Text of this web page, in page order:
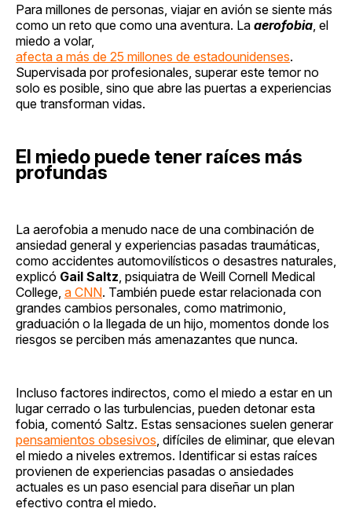
Para millones de personas, viajar en avión se siente más
como un reto que como una aventura. La aerofobia , el
miedo a volar,
afecta a más de 25 millones de estadounidenses.
Supervisada por profesionales, superar este temor no
solo es posible, sino que abre las puertas a experiencias
que transforman vidas.
El miedo puede tener raíces más
profundas
La aerofobia a menudo nace de una combinación de
ansiedad general y experiencias pasadas traumáticas,
como accidentes automovilísticos o desastres naturales,
explicó Gail Saltz , psiquiatra de Weill Cornell Medical
College, a CNN. También puede estar relacionada con
grandes cambios personales, como matrimonio,
graduación o la llegada de un hijo, momentos donde los
riesgos se perciben más amenazantes que nunca.
Incluso factores indirectos, como el miedo a estar en un
lugar cerrado o las turbulencias, pueden detonar esta
fobia, comentó Saltz. Estas sensaciones suelen generar
pensamientos obsesivos , difíciles de eliminar, que elevan
el miedo a niveles extremos. Identificar si estas raíces
provienen de experiencias pasadas o ansiedades
actuales es un paso esencial para diseñar un plan
efectivo contra el miedo.